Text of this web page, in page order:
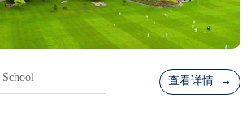
查看详情 →